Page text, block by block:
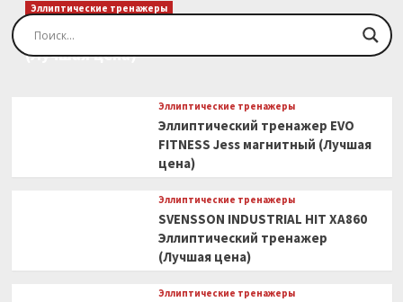
Эллиптический
цена)
Эллиптические тренажеры
Эллиптический тренажер EVO FITNESS Orion
(Лучшая цена)
Эллиптические тренажеры
Эллиптический тренажер EVO
FITNESS Jess магнитный (Лучшая
цена)
Эллиптические тренажеры
SVENSSON INDUSTRIAL HIT XA860
Эллиптический тренажер
(Лучшая цена)
Эллиптические тренажеры